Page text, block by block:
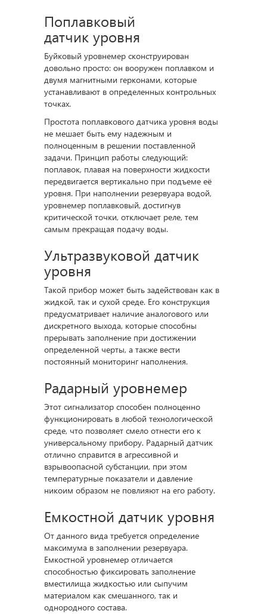
Поплавковый
датчик уровня
Буйковый уровнемер сконструирован
довольно просто: он вооружен поплавком и
двумя магнитными герконами, которые
устанавливают в определенных контрольных
точках.
Простота поплавкового датчика уровня воды
не мешает быть ему надежным и
полноценным в решении поставленной
задачи. Принцип работы следующий:
поплавок, плавая на поверхности жидкости
передвигается вертикально при подъеме её
уровня. При наполнении резервуара водой,
уровнемер поплавковый, достигнув
критической точки, отключает реле, тем
самым прекращая подачу воды.
Ультразвуковой датчик
уровня
Такой прибор может быть задействован как в
жидкой, так и сухой среде. Его конструкция
предусматривает наличие аналогового или
дискретного выхода, которые способны
прерывать заполнение при достижении
определенной черты, а также вести
постоянный мониторинг наполнения.
Радарный уровнемер
Этот сигнализатор способен полноценно
функционировать в любой технологической
среде, что позволяет смело отнести его к
универсальному прибору. Радарный датчик
отлично справится в агрессивной и
взрывоопасной субстанции, при этом
температурные показатели и давление
никоим образом не повлияют на его работу.
Емкостной датчик уровня
От данного вида требуется определение
максимума в заполнении резервуара.
Емкостной уровнемер отличается
способностью фиксировать заполнение
вместилища жидкостью или сыпучим
материалом как смешанного, так и
однородного состава.